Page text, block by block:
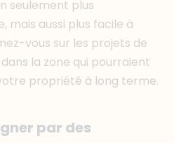
seulement plus
mais aussi plus facile à
vous sur les projets de
la zone qui pourraient
propriété à long terme.
par des